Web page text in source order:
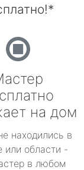
на дом
находились в
или области -
в любом